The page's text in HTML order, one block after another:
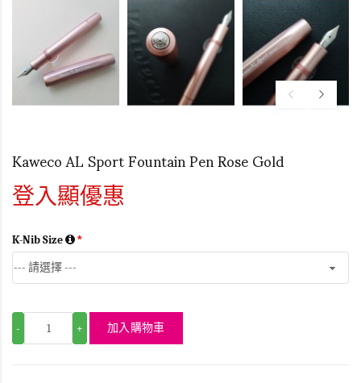
Kaweco AL Sport Fountain Pen Rose Gold
登入顯優惠
K-Nib Size
- + 加入購物車